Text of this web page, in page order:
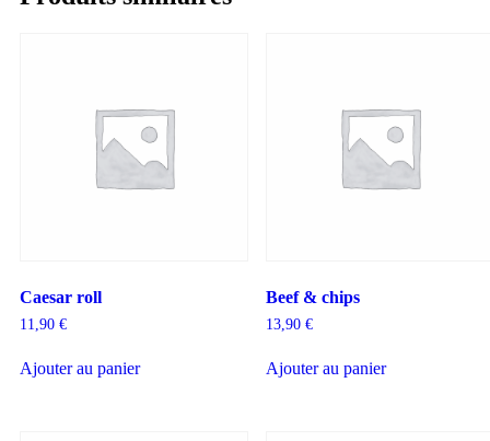
Caesar roll
11,90 €
Ajouter au panier
Beef & chips
13,90 €
Ajouter au panier